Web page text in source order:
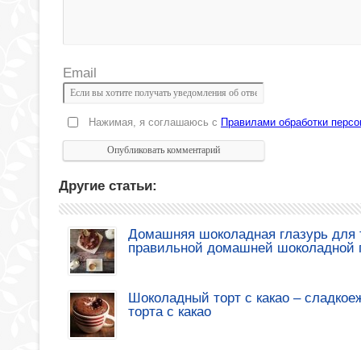
Email
Нажимая, я соглашаюсь с Правилами обработки
Другие статьи:
Домашняя шоколадная глазурь для
правильной домашней шоколадной
Шоколадный торт с какао –
торта с какао